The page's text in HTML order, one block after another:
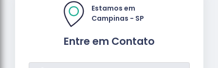
Entre em Contato
Estamos em
Campinas - SP